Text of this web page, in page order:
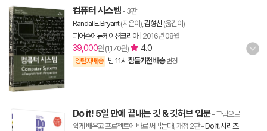
컴퓨터 시스템 - 3판
Randal E. Bryant(지은이), 김형신 (옮긴이)
피어슨에듀케이션코리아| 2016년 08월
39,000원 (1,170원) 4.0
양탄자배송 밤 11시 잠들기전 배송 변경
Do it! 5일 만에 끝내는 깃 & 깃허브 입문- 그림으로
쉽게 배우고 프로젝트에 바로 써먹는다!, 개정 2판-Do it! 시리즈